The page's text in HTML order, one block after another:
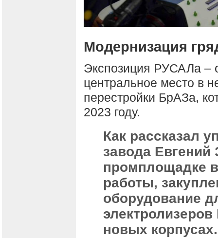
Модернизация
Экспозиция РУСАЛа –
центральное место в
перестройки БрАЗа,
2023 году.
Как рассказал
завода Евгений
промплощадке
работы,
оборудование
новых корпусах.